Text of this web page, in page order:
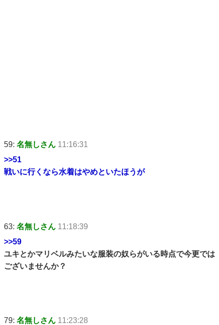
59: 名無しさん 11:16:31
>>51
戦いに行くなら水着はやめといたほうが
63: 名無しさん 11:18:39
>>59
ユキとかマリベルみたいな服装の奴らがいる時点で今更では
ございませんか？
79: 名無しさん 11:23:28